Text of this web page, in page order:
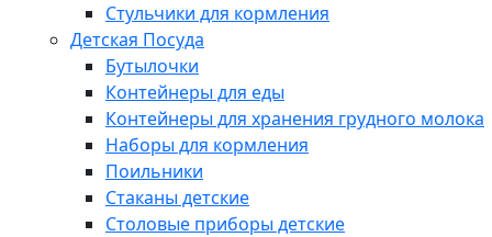
Стульчики для кормления
Детская Посуда
Бутылочки
Контейнеры для еды
Контейнеры для хранения грудного молока
Наборы для кормления
Поильники
Стаканы детские
Столовые приборы детские